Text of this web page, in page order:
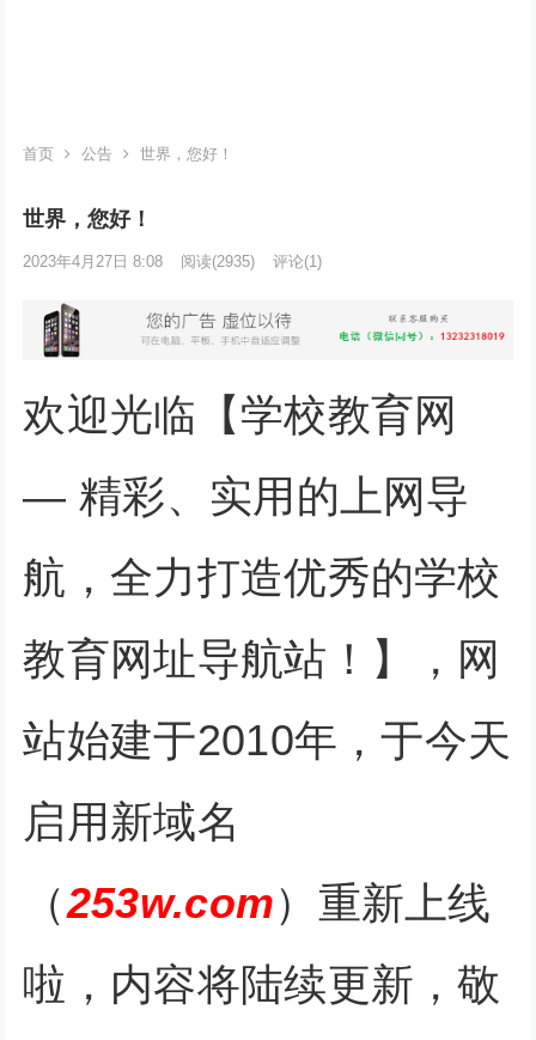
首页 公告 世界，您好！
世界，您好！
2023年4月27日 8:08 阅读(2935) 评论(1)
欢迎光临【学校教育网
— 精彩、实用的上网导
航，全力打造优秀的学校
教育网址导航站！】，网
站始建于2010年，于今天
启用新域名
（253w.com）重新上线
啦，内容将陆续更新，敬